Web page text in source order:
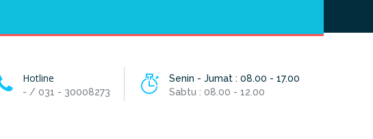
Senin - Jumat : 08.00 - 17.00
Sabtu : 08.00 - 12.00
Hotline
- / 031 - 30008273